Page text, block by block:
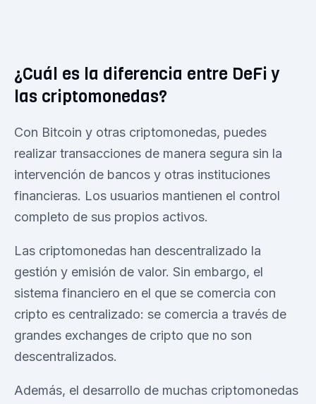
¿Cuál es la diferencia entre DeFi y
las criptomonedas?
Con Bitcoin y otras criptomonedas, puedes
realizar transacciones de manera segura sin la
intervención de bancos y otras instituciones
financieras. Los usuarios mantienen el control
completo de sus propios activos.
Las criptomonedas han descentralizado la
gestión y emisión de valor. Sin embargo, el
sistema financiero en el que se comercia con
cripto es centralizado: se comercia a través de
grandes exchanges de cripto que no son
descentralizados.
Además, el desarrollo de muchas criptomonedas